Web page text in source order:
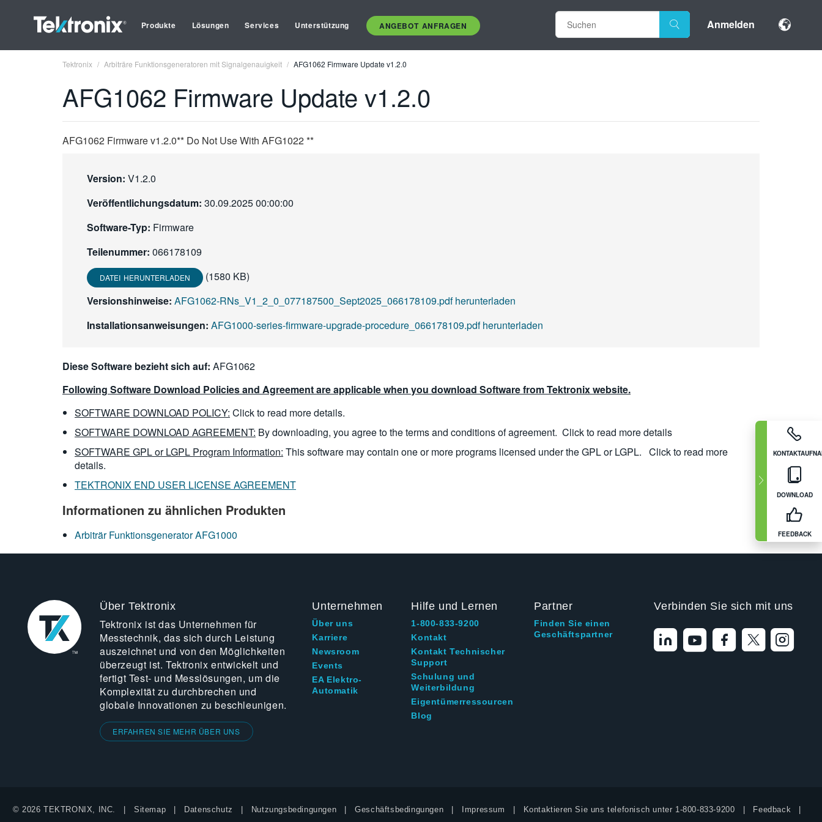
Produkte Lösungen Services Unterstützung ANGEBOT ANFRAGEN Anmelden
DOWNLOAD
FEEDBACK
Tektronix Arbiträre Funktionsgeneratoren mit Signalgenauigkeit AFG1062 Firmware Update v1.2.0
AFG1062 Firmware Update v1.2.0
AFG1062 Firmware v1.2.0** Do Not Use With AFG1022 **
Version: V1.2.0
Veröffentlichungsdatum: 30.09.2025 00:00:00
Software-Typ: Firmware
Teilenummer: 066178109
DATEI HERUNTERLADEN
(1580 KB)
Versionshinweise: AFG1062-RNs_V1_2_0_077187500_Sept2025_066178109.pdf herunterladen
Installationsanweisungen: AFG1000-series-firmware-upgrade-procedure_066178109.pdf herunterladen
Diese Software bezieht sich auf: AFG1062
Following Software Download Policies and Agreement are applicable when you download Software from Tektronix website.
SOFTWARE DOWNLOAD POLICY: Click to read more details.
SOFTWARE DOWNLOAD AGREEMENT: By downloading, you agree to the terms and conditions of agreement. Click to read more details
SOFTWARE GPL or LGPL Program Information: This software may contain one or more programs licensed under the GPL or LGPL. Click to read more
details.
TEKTRONIX END USER LICENSE AGREEMENT
Informationen zu ähnlichen Produkten
Arbiträr Funktionsgenerator AFG1000
Über Tektronix
Tektronix ist das Unternehmen für
Messtechnik, das sich durch Leistung
auszeichnet und von den Möglichkeiten
überzeugt ist. Tektronix entwickelt und
fertigt Test- und Messlösungen, um die
Komplexität zu durchbrechen und
globale Innovationen zu beschleunigen.
ERFAHREN SIE MEHR ÜBER UNS
Unternehmen
Über uns
Karriere
Newsroom
Events
EA Elektro-
Automatik
Hilfe und Lernen
1-800-833-9200
Kontakt
Kontakt Technischer
Support
Schulung und
Weiterbildung
Eigentümerressourcen
Blog
Partner
Finden Sie einen
Geschäftspartner
Verbinden Sie sich mit uns
© 2026 TEKTRONIX, INC. Sitemap Datenschutz Nutzungsbedingungen Geschäftsbedingungen Impressum Kontaktieren Sie uns telefonisch unter 1-800-833-9200 Feedback